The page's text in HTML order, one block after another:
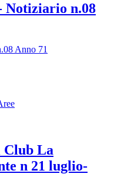
Notiziario n.08
Club La
n 21 luglio-